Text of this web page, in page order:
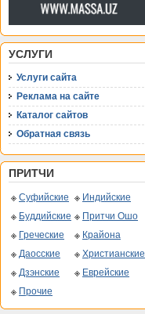
УСЛУГИ
Услуги сайта
Реклама на сайте
Каталог сайтов
Обратная связь
ПРИТЧИ
Суфийские
Индийские
Буддийские
Притчи Ошо
Греческие
Крайона
Даосские
Христианские
Дзэнские
Еврейские
Прочие